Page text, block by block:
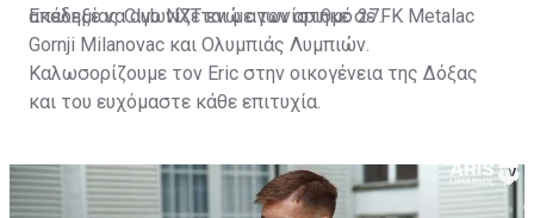
ακαδημίας Club NXT ενώ αγωνίστηκε σε FK Metalac
Gornji Milanovac και Ολυμπιάς Λυμπιών.
Επέλεξε να αγωνίζεται με τον αριθμό 27.
Καλωσορίζουμε τον Eric στην οικογένεια της Δόξας
και του ευχόμαστε κάθε επιτυχία.